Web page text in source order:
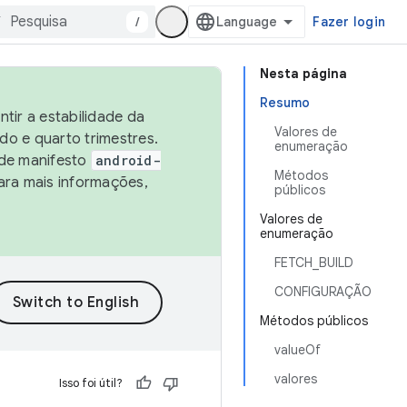
/ Fazer login
Nesta página
Resumo
Valores de
enumeração
Métodos
públicos
Valores de
enumeração
FETCH_BUILD
CONFIGURAÇÃO
Métodos públicos
valueOf
valores
a estabilidade da
e quarto trimestres.
manifesto
android-
mais informações,
Isso foi útil?